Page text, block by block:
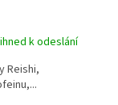
k odeslání
Reishi,